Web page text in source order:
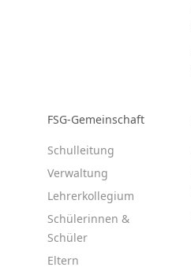
FSG-Gemeinschaft
Schulleitung
Verwaltung
Lehrerkollegium
Schülerinnen &
Schüler
Eltern